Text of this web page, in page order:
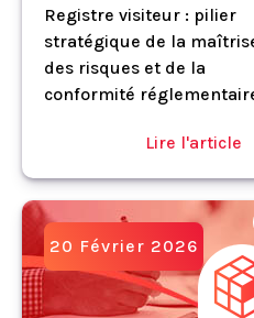
Registre visiteur : pilier
stratégique de la
des risques et de la
conformité
Lire l'article
20 Février 2026